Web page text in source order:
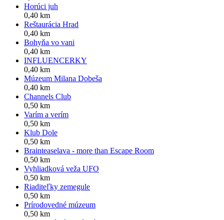
Horúci juh
0,40 km
Reštaurácia Hrad
0,40 km
Bohyňa vo vani
0,40 km
INFLUENCERKY
0,40 km
Múzeum Milana Dobeša
0,40 km
Channels Club
0,50 km
Varím a verím
0,50 km
Klub Dole
0,50 km
Brainteaselava - more than Escape Room
0,50 km
Vyhliadková veža UFO
0,50 km
Riaditeľky zemegule
0,50 km
Prírodovedné múzeum
0,50 km